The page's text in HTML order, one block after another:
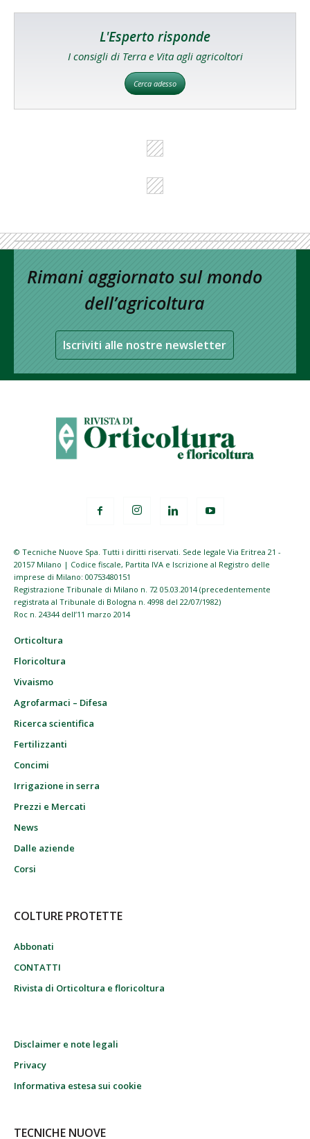
L'Esperto risponde
I consigli di Terra e Vita agli agricoltori
Cerca adesso
Rimani aggiornato sul mondo
dell’agricoltura
Iscriviti alle nostre newsletter
© Tecniche Nuove Spa. Tutti i diritti riservati. Sede legale Via Eritrea 21 -
20157 Milano | Codice fiscale, Partita IVA e Iscrizione al Registro delle
imprese di Milano: 00753480151
Registrazione Tribunale di Milano n. 72 05.03.2014 (precedentemente
registrata al Tribunale di Bologna n. 4998 del 22/07/1982)
Roc n. 24344 dell’11 marzo 2014
Orticoltura
Floricoltura
Vivaismo
Agrofarmaci – Difesa
Ricerca scientifica
Fertilizzanti
Concimi
Irrigazione in serra
Prezzi e Mercati
News
Dalle aziende
Corsi
COLTURE PROTETTE
Abbonati
CONTATTI
Rivista di Orticoltura e floricoltura
Disclaimer e note legali
Privacy
Informativa estesa sui cookie
TECNICHE NUOVE